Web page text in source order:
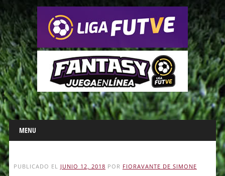
Main menu
Skip
to
content
MENU
PUBLICADO EL JUNIO 12, 2018 POR FIORAVANTE DE SIMONE